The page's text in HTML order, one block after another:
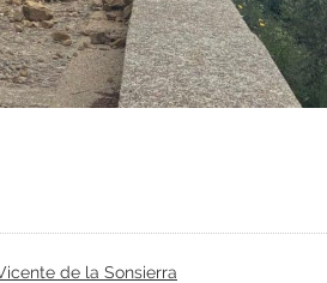
de la Sonsierra